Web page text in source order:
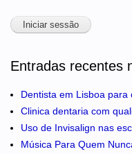
Entradas recentes
Dentista em Lisboa para
Clinica dentaria com
Uso de Invisalign nas
Música Para Quem